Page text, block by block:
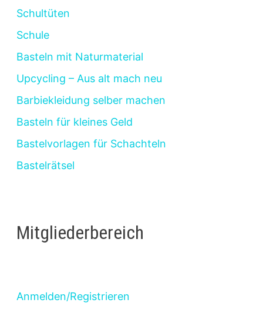
Schultüten
Schule
Basteln mit Naturmaterial
Upcycling – Aus alt mach neu
Barbiekleidung selber machen
Basteln für kleines Geld
Bastelvorlagen für Schachteln
Bastelrätsel
Mitgliederbereich
Anmelden/Registrieren